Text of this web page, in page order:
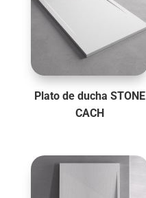
Plato de ducha STONE
CACH